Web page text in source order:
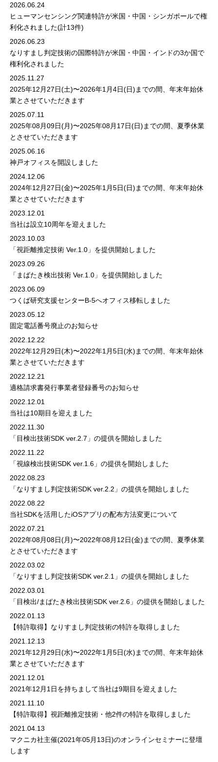
2026.06.24
ヒューマンセンシング関連特許が米国・中国・シンガポールで権
利化されました(計13件)
2026.06.23
なりすまし判定技術の国際特許が米国・中国・インドの3か国で
権利化されました
2025.11.27
2025年12月27日(土)〜2026年1月4日(日)までの間、年末年始休
業とさせていただきます
2025.07.11
2025年08月09日(月)〜2025年08月17日(日)までの間、夏季休業
とさせていただきます
2025.06.16
神戸オフィスを開設しました
2024.12.06
2024年12月27日(金)〜2025年1月5日(日)までの間、年末年始休
業とさせていただきます
2023.12.01
当社は設立10周年を迎えました
2023.10.03
「視距離推定技術 Ver.1.0」を提供開始しました
2023.09.26
「まばたき検出技術 Ver.1.0」を提供開始しました
2023.06.09
つくば研究支援センターB-5へオフィス移転しました
2023.05.12
固定電話番号廃止のお知らせ
2022.12.22
2022年12月29日(木)〜2022年1月5日(水)までの間、年末年始休
業とさせていただきます
2022.12.21
適格請求書発行事業者登録番号のお知らせ
2022.12.01
当社は10期目を迎えました
2022.11.30
「目検出技術SDK ver.2.7」の提供を開始しました
2022.11.22
「視線検出技術SDK ver.1.6」の提供を開始しました
2022.08.23
「なりすまし判定技術SDK ver.2.2」の提供を開始しました
2022.08.22
当社SDKを活用したiOSアプリの配布方法変更について
2022.07.21
2022年08月08日(月)〜2022年08月12日(金)までの間、夏季休業
とさせていただきます
2022.03.02
「なりすまし判定技術SDK ver.2.1」の提供を開始しました
2022.03.01
「目検出/まばたき検出技術SDK ver.2.6」の提供を開始しました
2022.01.13
【特許取得】なりすまし判定技術の特許を取得しました
2021.12.13
2021年12月29日(水)〜2022年1月5日(水)までの間、年末年始休
業とさせていただきます
2021.12.01
2021年12月1日を持ちまして当社は9期目を迎えました
2021.11.10
【特許取得】視距離推定技術・他2件の特許を取得しました
2021.04.13
マクニカ社主催(2021年05月13日)のオンラインセミナーに登壇
します